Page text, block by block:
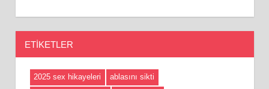
ETIKETLER
2025 sex hikayeleri
ablasını sikti